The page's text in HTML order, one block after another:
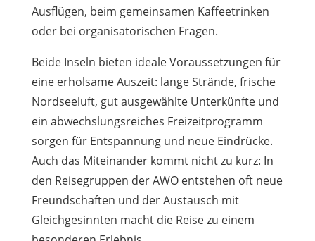
Ausflügen, beim gemeinsamen Kaffeetrinken
oder bei organisatorischen Fragen.
Beide Inseln bieten ideale Voraussetzungen für
eine erholsame Auszeit: lange Strände, frische
Nordseeluft, gut ausgewählte Unterkünfte und
ein abwechslungsreiches Freizeitprogramm
sorgen für Entspannung und neue Eindrücke.
Auch das Miteinander kommt nicht zu kurz: In
den Reisegruppen der AWO entstehen oft neue
Freundschaften und der Austausch mit
Gleichgesinnten macht die Reise zu einem